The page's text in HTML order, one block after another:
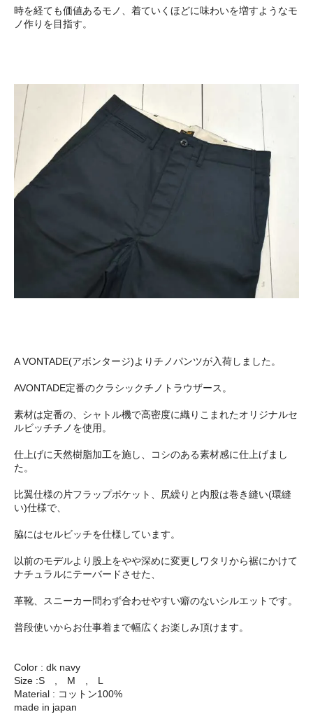
時を経ても価値あるモノ、着ていくほどに味わいを増すようなモ
ノ作りを目指す。
A VONTADE(アボンタージ)よりチノパンツが入荷しました。
AVONTADE定番のクラシックチノトラウザース。
素材は定番の、シャトル機で高密度に織りこまれたオリジナルセ
ルビッチチノを使用。
仕上げに天然樹脂加工を施し、コシのある素材感に仕上げまし
た。
比翼仕様の片フラップポケット、尻繰りと内股は巻き縫い(環縫
い)仕様で、
脇にはセルビッチを仕様しています。
以前のモデルより股上をやや深めに変更しワタリから裾にかけて
ナチュラルにテーバードさせた、
革靴、スニーカー問わず合わせやすい癖のないシルエットです。
普段使いからお仕事着まで幅広くお楽しみ頂けます。
Color : dk navy
Size :S , M , L
Material : コットン100%
made in japan